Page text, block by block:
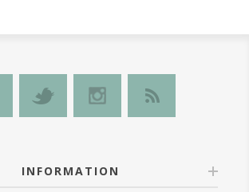
INFORMATION